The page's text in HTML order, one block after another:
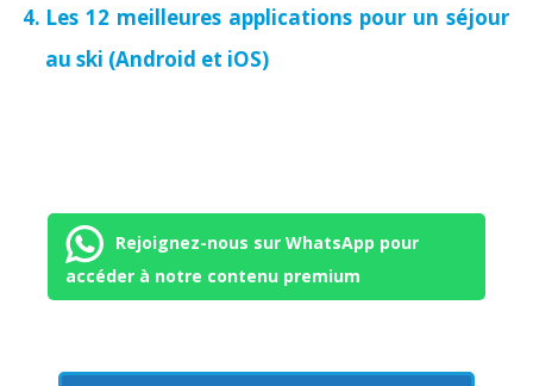
Les 12 meilleures applications pour un séjour
au ski (Android et iOS)
Rejoignez-nous sur WhatsApp pour
accéder à notre contenu premium